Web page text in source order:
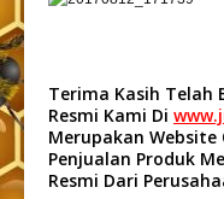
Terima Kasih Telah
Resmi Kami Di
Merupakan Website
Penjualan Produk
Resmi Dari